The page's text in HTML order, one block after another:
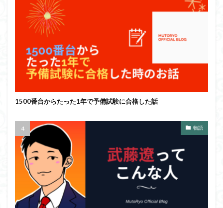
1500番台からたった1年で予備試験に合格した話
物語